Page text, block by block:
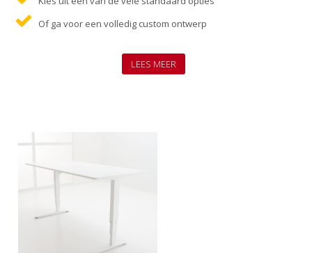
Of ga voor een volledig custom ontwerp
LEES MEER